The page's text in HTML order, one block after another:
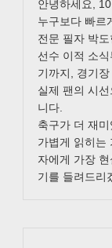
안녕하세요,
누구보다 빠르
전문 필자 박도
선수 이적 소
기까지, 경기
실제 팬의 시
니다.
축구가 더 재
가볍게 읽히는
자에게 가장
기를 들려드리